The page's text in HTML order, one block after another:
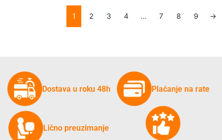
1 2 3 4 … 7 8 9 →
Dostava u roku 48h Plaćanje na rate
Lično preuzimanje